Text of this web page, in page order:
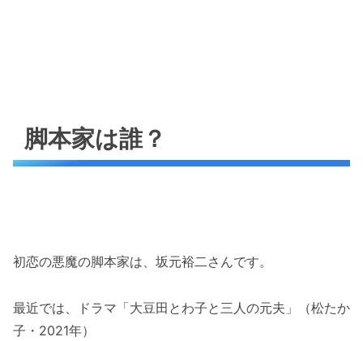
脚本家は誰？
初恋の悪魔の脚本家は、坂元裕二さんです。
最近では、ドラマ「大豆田とわ子と三人の元夫」（松たか
子・2021年）